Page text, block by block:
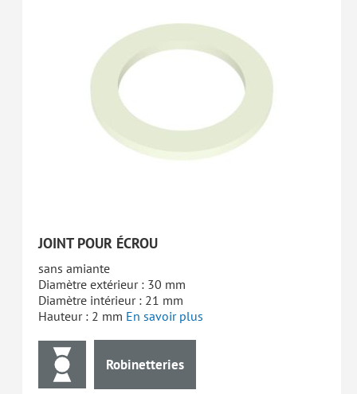
JOINT POUR ÉCROU
sans amiante
Diamètre extérieur : 30 mm
Diamètre intérieur : 21 mm
Hauteur : 2 mm En savoir plus
Robinetteries